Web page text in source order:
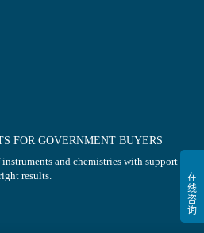
FOR GOVERNMENT BUYERS
and chemistries with support
results.